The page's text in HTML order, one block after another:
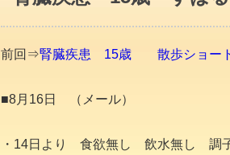
前回⇒腎臓疾患 15歳 散歩ショー
■8月16日 （メール）
・14日より 食欲無し 飲水無し